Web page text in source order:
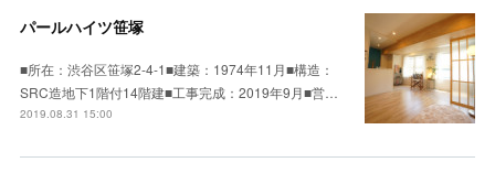
パールハイツ笹塚
■所在：渋谷区笹塚2-4-1■建築：1974年11月■構造：
SRC造地下1階付14階建■工事完成：2019年9月■営…
2019.08.31 15:00